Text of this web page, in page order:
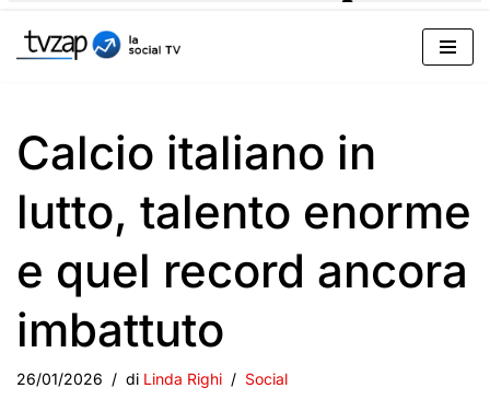
al
Calcio italiano in
lutto, talento enorme
e quel record ancora
imbattuto
26/01/2026 di Linda Righi Social